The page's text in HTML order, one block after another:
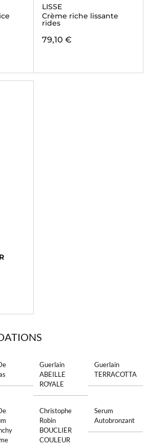
LISSE
Crème riche lissante
rides
79,10 €
Guerlain
ABEILLE
ROYALE
Guerlain
TERRACOTTA
Christophe
Robin
BOUCLIER
COULEUR
Serum
Autobronzant